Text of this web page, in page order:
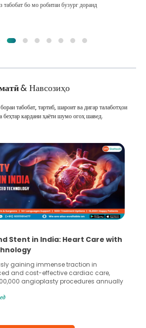
табобат бо мо робитаи бузург доранд
& Навсозиҳо
табобат, тартиб, шароит ва дигар талаботҳои
беҳтар кардани ҳаёти шумо огоҳ шавед.
for Effective Human Sperm
Methods
and processing are critical steps
techniques like In Vitro
intrauterine insemination (IUI). These
couples achieve their dream of
the